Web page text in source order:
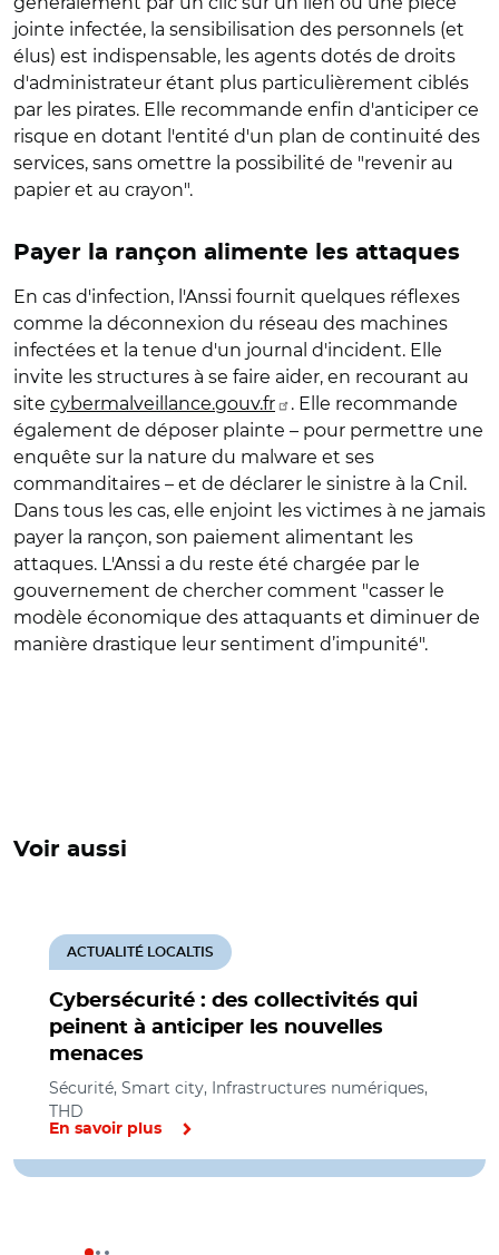
jointe infectée, la sensibilisation des personnels (et
élus) est indispensable, les agents dotés de droits
d'administrateur étant plus particulièrement ciblés
par les pirates. Elle recommande enfin d'anticiper ce
risque en dotant l'entité d'un plan de continuité des
services, sans omettre la possibilité de "revenir au
papier et au crayon".
Payer la rançon alimente les attaques
En cas d'infection, l'Anssi fournit quelques réflexes
comme la déconnexion du réseau des machines
infectées et la tenue d'un journal d'incident. Elle
invite les structures à se faire aider, en recourant au
site cybermalveillance.gouv.fr
. Elle recommande
également de déposer plainte – pour permettre une
enquête sur la nature du malware et ses
commanditaires – et de déclarer le sinistre à la Cnil.
Dans tous les cas, elle enjoint les victimes à ne jamais
payer la rançon, son paiement alimentant les
attaques. L'Anssi a du reste été chargée par le
gouvernement de chercher comment "casser le
modèle économique des attaquants et diminuer de
manière drastique leur sentiment d’impunité".
Voir aussi
Cybersécurité : des collectivités qui
peinent à anticiper les nouvelles
menaces
ACTUALITÉ LOCALTIS
Sécurité, Smart city, Infrastructures numériques,
THD
En savoir plus